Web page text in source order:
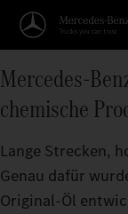
chemische
Lange Strecken,
Genau dafür
Original‑Öl